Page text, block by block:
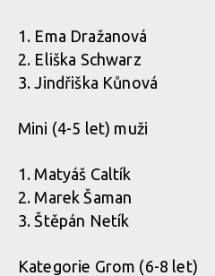
1. Ema Dražanová
2. Eliška Schwarz
3. Jindřiška Kůnová
Mini (4-5 let) muži
1. Matyáš Caltík
2. Marek Šaman
3. Štěpán Netík
Kategorie Grom (6-8 let)